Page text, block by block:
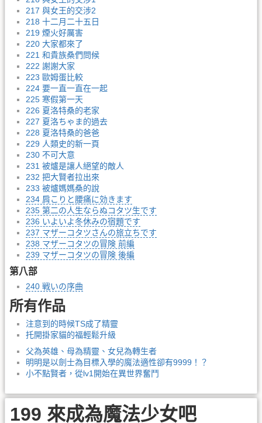
217 與女王的交涉2
218 十二月二十五日
219 煙火好厲害
220 大家都來了
221 和貴族桑們問候
222 謝謝大家
223 歐姆蛋比較
224 要一直一直在一起
225 寒假第一天
226 夏洛特桑的老家
227 夏洛ちゃま的過去
228 夏洛特桑的爸爸
229 人類史的新一頁
230 不可大意
231 被爐是讓人絕望的敵人
232 把大賢者拉出來
233 被爐媽媽桑的說
234 肩こりと腰痛に効きます
235 第二の人生ならぬコタツ生です
236 いよいよ冬休みの宿題です
237 マザーコタツさんの旅立ちです
238 マザーコタツの冒険 前編
239 マザーコタツの冒険 後編
第八部
240 戦いの序曲
所有作品
注意到的時候TS成了精靈
托開掛家貓的福輕鬆升級
父為英雄、母為精靈、女兒為轉生者
明明是以劍士為目標入學的魔法適性卻有9999！？
小不點賢者，從lv1開始在異世界奮鬥
199 來成為魔法少女吧